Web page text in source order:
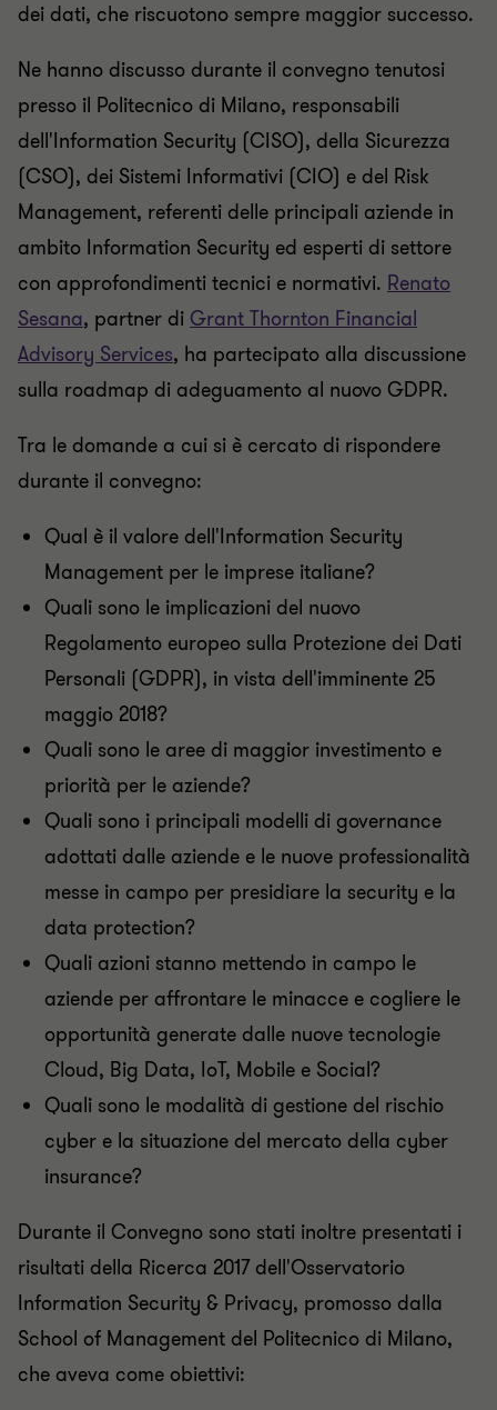
dei dati, che riscuotono sempre maggior successo.
Ne hanno discusso durante il convegno tenutosi
presso il Politecnico di Milano, responsabili
dell'Information Security (CISO), della Sicurezza
(CSO), dei Sistemi Informativi (CIO) e del Risk
Management, referenti delle principali aziende in
ambito Information Security ed esperti di settore
con approfondimenti tecnici e normativi. Renato
Sesana, partner di Grant Thornton Financial
Advisory Services, ha partecipato alla discussione
sulla roadmap di adeguamento al nuovo GDPR.
Tra le domande a cui si è cercato di rispondere
durante il convegno:
Qual è il valore dell'Information Security
Management per le imprese italiane?
Quali sono le implicazioni del nuovo
Regolamento europeo sulla Protezione dei Dati
Personali (GDPR), in vista dell'imminente 25
maggio 2018?
Quali sono le aree di maggior investimento e
priorità per le aziende?
Quali sono i principali modelli di governance
adottati dalle aziende e le nuove professionalità
messe in campo per presidiare la security e la
data protection?
Quali azioni stanno mettendo in campo le
aziende per affrontare le minacce e cogliere le
opportunità generate dalle nuove tecnologie
Cloud, Big Data, IoT, Mobile e Social?
Quali sono le modalità di gestione del rischio
cyber e la situazione del mercato della cyber
insurance?
Durante il Convegno sono stati inoltre presentati i
risultati della Ricerca 2017 dell'Osservatorio
Information Security & Privacy, promosso dalla
School of Management del Politecnico di Milano,
che aveva come obiettivi: